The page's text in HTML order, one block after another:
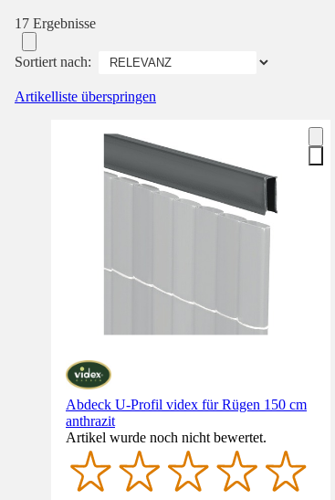
17 Ergebnisse
Sortiert nach:
Artikelliste überspringen
Abdeck U-Profil videx für Rügen 150 cm
anthrazit
Artikel wurde noch nicht bewertet.